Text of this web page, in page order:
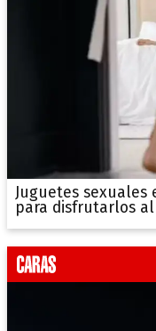
Juguetes sexuales
para disfrutarlos